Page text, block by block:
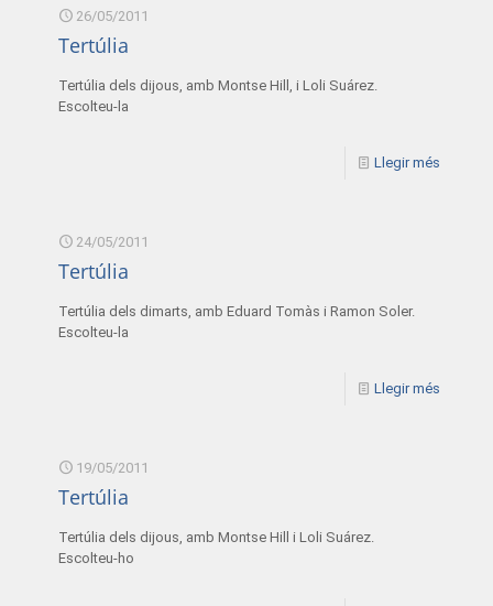
26/05/2011
Tertúlia
Tertúlia dels dijous, amb Montse Hill, i Loli Suárez.
Escolteu-la
Llegir més
24/05/2011
Tertúlia
Tertúlia dels dimarts, amb Eduard Tomàs i Ramon Soler.
Escolteu-la
Llegir més
19/05/2011
Tertúlia
Tertúlia dels dijous, amb Montse Hill i Loli Suárez.
Escolteu-ho